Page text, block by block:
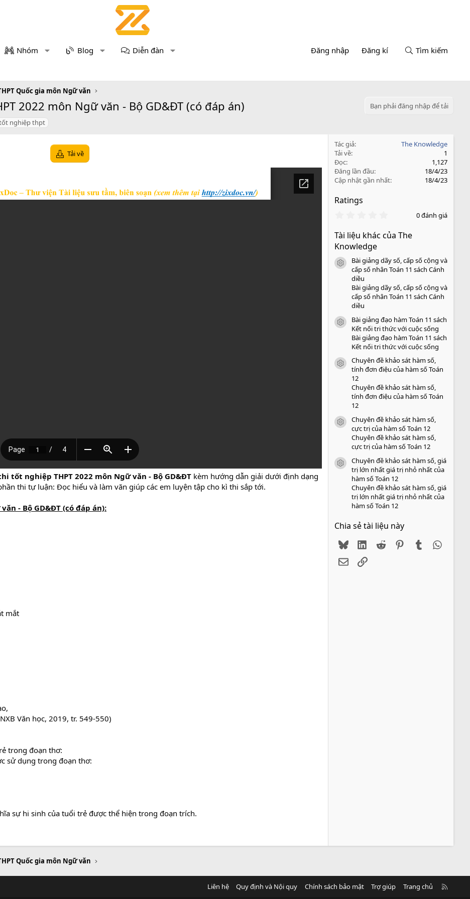
Nhóm Blog Diễn đàn Đăng nhập Đăng kí Tìm kiếm
Quốc gia môn Ngữ văn
2022 môn Ngữ văn - Bộ GD&ĐT (có đáp án)
Bạn phải đăng nhập để tải
nghiệp thpt
Tải về
tốt nghiệp THPT 2022 môn Ngữ văn - Bộ GD&ĐT kèm hướng dẫn giải dưới định dạng
thi tự luận: Đọc hiểu và làm văn giúp các em luyện tập cho kì thi sắp tới.
- Bộ GD&ĐT (có đáp án):
mắt
Văn học, 2019, tr. 549-550)
trong đoạn thơ:
sử dụng trong đoạn thơ:
sự hi sinh của tuổi trẻ được thể hiện trong đoạn trích.
Tác giả
The Knowledge
Tải về
1
Đọc
1,127
Đăng lần đầu
18/4/23
Cập nhật gần nhất
18/4/23
Ratings
0
0
o
0 đánh giá
Tài liệu khác của The
Knowledge
icon tài liệu
Bài giảng dãy số, cấp số cộng và
cấp số nhân Toán 11 sách Cánh
diều
Bài giảng dãy số, cấp số cộng và
cấp số nhân Toán 11 sách Cánh
diều
icon tài liệu
Bài giảng đạo hàm Toán 11 sách
Kết nối tri thức với cuộc sống
Bài giảng đạo hàm Toán 11 sách
Kết nối tri thức với cuộc sống
icon tài liệu
Chuyên đề khảo sát hàm số,
tính đơn điệu của hàm số Toán
12
Chuyên đề khảo sát hàm số,
tính đơn điệu của hàm số Toán
12
icon tài liệu
Chuyên đề khảo sát hàm số,
cực trị của hàm số Toán 12
Chuyên đề khảo sát hàm số,
cực trị của hàm số Toán 12
icon tài liệu
Chuyên đề khảo sát hàm số, giá
trị lớn nhất giá trị nhỏ nhất của
hàm số Toán 12
Chuyên đề khảo sát hàm số, giá
trị lớn nhất giá trị nhỏ nhất của
hàm số Toán 12
Chia sẻ tài liệu này
BlueskyLinkedIn
Reddit PinterestTumblr
EmailLink
Quốc gia môn Ngữ văn
Liên hệ Quy định và Nội quy Chính sách bảo mật Trợ giúp Trang chủ